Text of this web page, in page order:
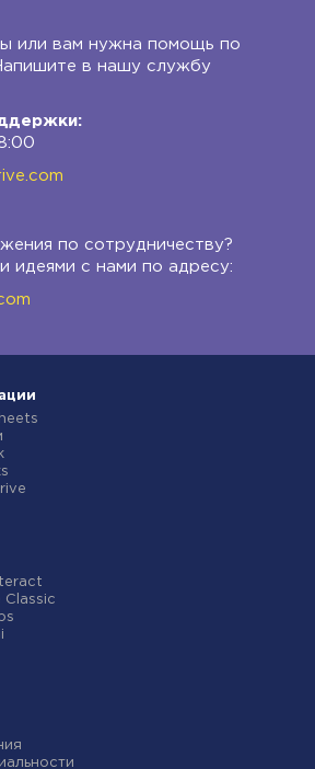
или вам нужна помощь по
в нашу службу
по сотрудничеству?
идеями с нами по адресу:
Classic